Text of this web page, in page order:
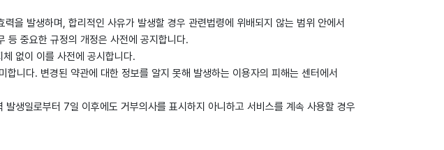
을 발생하며, 합리적인 사유가 발생할 경우 관련법령에 위배되지 않는 범위 안에서
등 중요한 규정의 개정은 사전에 공지합니다.
없이 이를 사전에 공시합니다.
니다. 변경된 약관에 대한 정보를 알지 못해 발생하는 이용자의 피해는 센터에서
생일로부터 7일 이후에도 거부의사를 표시하지 아니하고 서비스를 계속 사용할 경우